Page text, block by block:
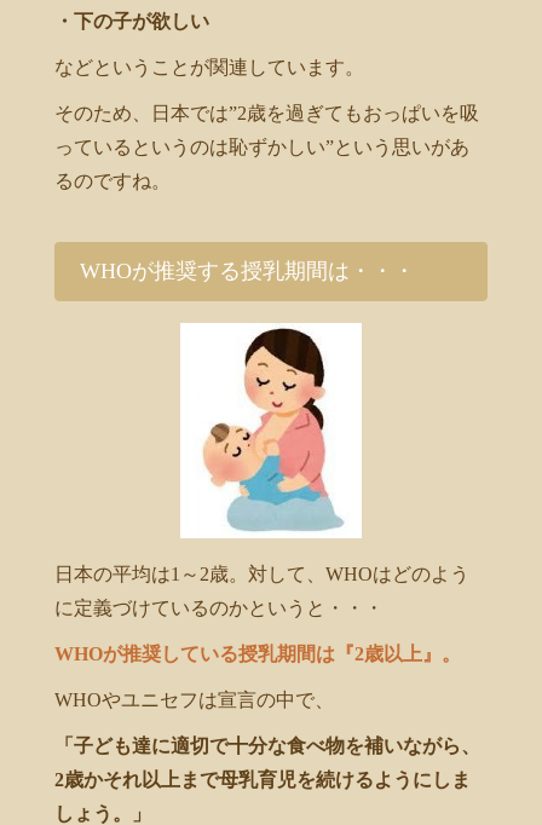
・下の子が欲しい
などということが関連しています。
そのため、日本では”2歳を過ぎてもおっぱいを吸
っているというのは恥ずかしい”という思いがあ
るのですね。
WHOが推奨する授乳期間は・・・
日本の平均は1～2歳。対して、WHOはどのよう
に定義づけているのかというと・・・
WHOが推奨している授乳期間は『2歳以上』。
WHOやユニセフは宣言の中で、
「子ども達に適切で十分な食べ物を補いながら、
2歳かそれ以上まで母乳育児を続けるようにしま
しょう。」